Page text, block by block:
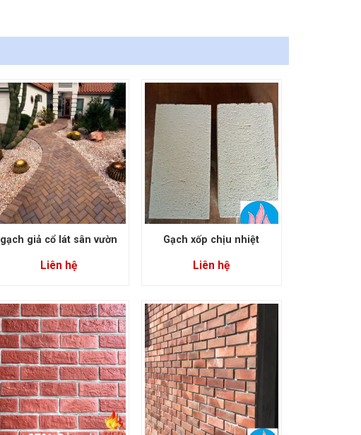
gạch giả cổ lát sân vườn
Liên hệ
Gạch xốp chịu nhiệt
Liên hệ